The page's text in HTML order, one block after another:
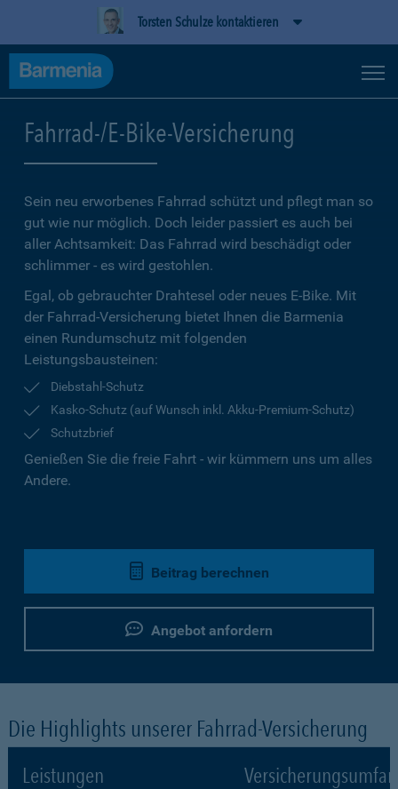
Torsten Schulze kontaktieren
Fahrrad-/E-Bike-Versicherung
Sein neu erworbenes Fahrrad schützt und pflegt man so
gut wie nur möglich. Doch leider passiert es auch bei
aller Achtsamkeit: Das Fahrrad wird beschädigt oder
schlimmer - es wird gestohlen.
Egal, ob gebrauchter Drahtesel oder neues E-Bike. Mit
der Fahrrad-Versicherung bietet Ihnen die Barmenia
einen Rundumschutz mit folgenden
Leistungsbausteinen:
Diebstahl-Schutz
Kasko-Schutz (auf Wunsch inkl. Akku-Premium-Schutz)
Schutzbrief
Genießen Sie die freie Fahrt - wir kümmern uns um alles
Andere.
Beitrag berechnen
Angebot anfordern
Die Highlights unserer Fahrrad-Versicherung
Leistungen